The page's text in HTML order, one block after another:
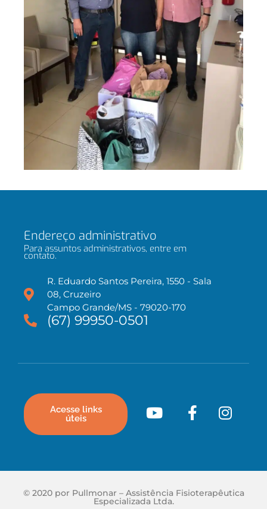
Endereço administrativo
Para assuntos administrativos, entre em
contato.
R. Eduardo Santos Pereira, 1550 - Sala
08, Cruzeiro
Campo Grande/MS - 79020-170
(67) 99950-0501
Acesse links
úteis
© 2020 por Pullmonar – Assistência Fisioterapêutica
Especializada Ltda.